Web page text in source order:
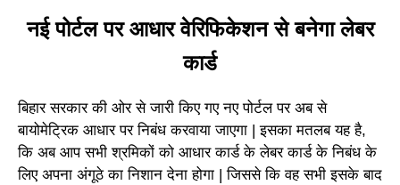
नई पोर्टल पर आधार वेरिफिकेशन से बनेगा लेबर
कार्ड
बिहार सरकार की ओर से जारी किए गए नए पोर्टल पर अब से
बायोमेट्रिक आधार पर निबंध करवाया जाएगा | इसका मतलब यह है,
कि अब आप सभी श्रमिकों को आधार कार्ड के लेबर कार्ड के निबंध के
लिए अपना अंगूठे का निशान देना होगा | जिससे कि वह सभी इसके बाद